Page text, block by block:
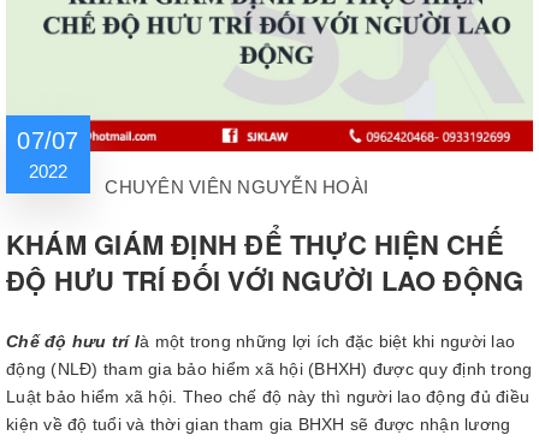
07/07
2022
CHUYÊN VIÊN NGUYỄN HOÀI
KHÁM GIÁM ĐỊNH ĐỂ THỰC HIỆN CHẾ
ĐỘ HƯU TRÍ ĐỐI VỚI NGƯỜI LAO ĐỘNG
Chế độ hưu trí là một trong những lợi ích đặc biệt khi người lao
động (NLĐ) tham gia bảo hiểm xã hội (BHXH) được quy định trong
Luật bảo hiểm xã hội. Theo chế độ này thì người lao động đủ điều
kiện về độ tuổi và thời gian tham gia BHXH sẽ được nhận lương